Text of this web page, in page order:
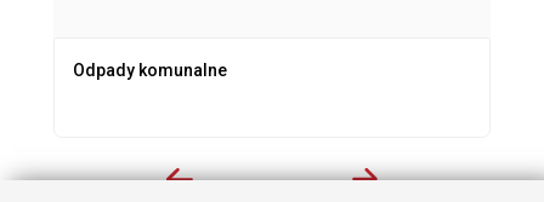
Odpady komunalne